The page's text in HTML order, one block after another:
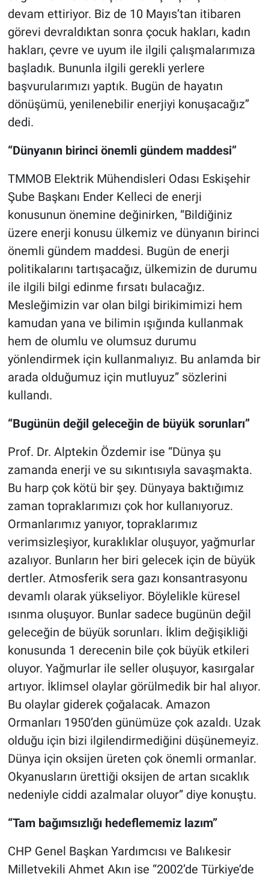
devam ettiriyor. Biz de 10 Mayıs’tan itibaren
görevi devraldıktan sonra çocuk hakları, kadın
hakları, çevre ve uyum ile ilgili çalışmalarımıza
başladık. Bununla ilgili gerekli yerlere
başvurularımızı yaptık. Bugün de hayatın
dönüşümü, yenilenebilir enerjiyi konuşacağız”
dedi.
“Dünyanın birinci önemli gündem maddesi”
TMMOB Elektrik Mühendisleri Odası Eskişehir
Şube Başkanı Ender Kelleci de enerji
konusunun önemine değinirken, “Bildiğiniz
üzere enerji konusu ülkemiz ve dünyanın birinci
önemli gündem maddesi. Bugün de enerji
politikalarını tartışacağız, ülkemizin de durumu
ile ilgili bilgi edinme fırsatı bulacağız.
Mesleğimizin var olan bilgi birikimimizi hem
kamudan yana ve bilimin ışığında kullanmak
hem de olumlu ve olumsuz durumu
yönlendirmek için kullanmalıyız. Bu anlamda bir
arada olduğumuz için mutluyuz” sözlerini
kullandı.
“Bugünün değil geleceğin de büyük sorunları”
Prof. Dr. Alptekin Özdemir ise “Dünya şu
zamanda enerji ve su sıkıntısıyla savaşmakta.
Bu harp çok kötü bir şey. Dünyaya baktığımız
zaman topraklarımızı çok hor kullanıyoruz.
Ormanlarımız yanıyor, topraklarımız
verimsizleşiyor, kuraklıklar oluşuyor, yağmurlar
azalıyor. Bunların her biri gelecek için de büyük
dertler. Atmosferik sera gazı konsantrasyonu
devamlı olarak yükseliyor. Böylelikle küresel
ısınma oluşuyor. Bunlar sadece bugünün değil
geleceğin de büyük sorunları. İklim değişikliği
konusunda 1 derecenin bile çok büyük etkileri
oluyor. Yağmurlar ile seller oluşuyor, kasırgalar
artıyor. İklimsel olaylar görülmedik bir hal alıyor.
Bu olaylar giderek çoğalacak. Amazon
Ormanları 1950’den günümüze çok azaldı. Uzak
olduğu için bizi ilgilendirmediğini düşünemeyiz.
Dünya için oksijen üreten çok önemli ormanlar.
Okyanusların ürettiği oksijen de artan sıcaklık
nedeniyle ciddi azalmalar oluyor” diye konuştu.
“Tam bağımsızlığı hedeflememiz lazım”
CHP Genel Başkan Yardımcısı ve Balıkesir
Milletvekili Ahmet Akın ise “2002’de Türkiye’de